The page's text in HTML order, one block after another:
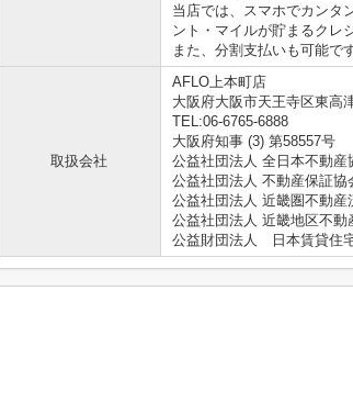
当店では、スマホでカンタ
ント・マイルが貯まるクレ
また、分割支払いも可能で
取扱会社
AFLO上本町店
大阪府大阪市天王寺区東高
TEL:06-6765-6888
大阪府知事 (3) 第58557号
公益社団法人 全日本不動産
公益社団法人 不動産保証協
公益社団法人 近畿圏不動産
公益社団法人 近畿地区不動
公益財団法人 日本賃貸住